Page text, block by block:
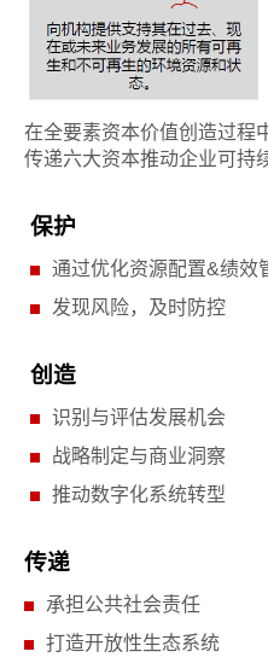
在全要素资本价值创造过程
传递六大资本推动企业可持
保护
通过优化资源配置&绩效
发现风险，及时防控
创造
识别与评估发展机会
战略制定与商业洞察
推动数字化系统转型
传递
承担公共社会责任
打造开放性生态系统